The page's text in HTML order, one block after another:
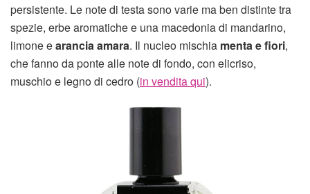
persistente. Le note di testa sono varie ma ben distinte tra
spezie, erbe aromatiche e una macedonia di mandarino,
limone earancia amara. Il nucleo mischia menta e fiori,
che fanno da ponte alle note di fondo, con elicriso,
muschio e legno di cedro (in vendita qui).